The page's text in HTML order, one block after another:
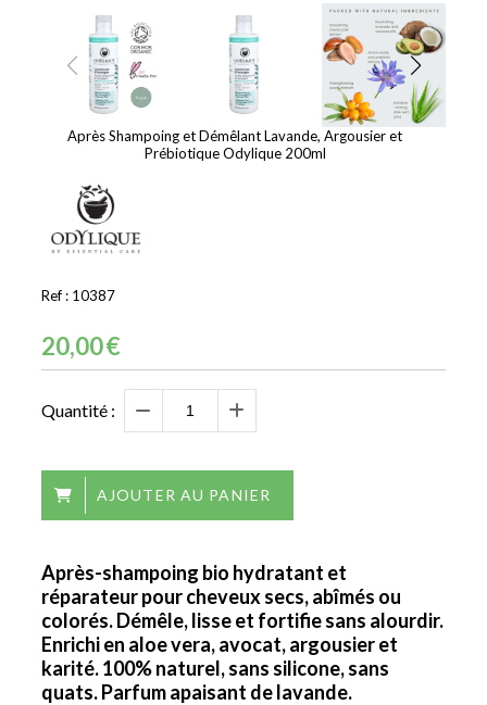
Après Shampoing et Démêlant Lavande, Argousier et
Prébiotique Odylique 200ml
Ref : 10387
20,00€
Quantité :
AJOUTER AU PANIER
Après-shampoing bio hydratant et
réparateur pour cheveux secs, abîmés ou
colorés. Démêle, lisse et fortifie sans alourdir.
Enrichi en aloe vera, avocat, argousier et
karité. 100% naturel, sans silicone, sans
quats. Parfum apaisant de lavande.